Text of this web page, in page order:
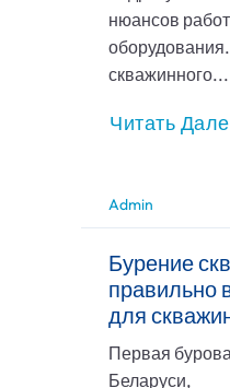
нюансов
скважинного...
Читать
Admin
Бурение
правильно
для
Первая
Беларуси,